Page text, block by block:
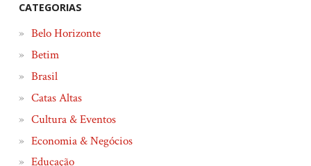
CATEGORIAS
Belo Horizonte
Betim
Brasil
Catas Altas
Cultura & Eventos
Economia & Negócios
Educação